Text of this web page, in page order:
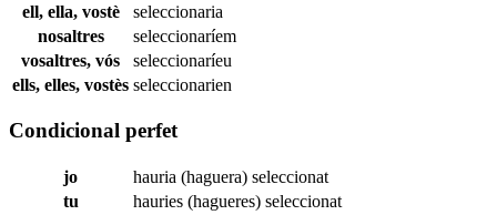
ell, ella, vostè
seleccionaria
nosaltres
seleccionaríem
vosaltres, vós
seleccionaríeu
ells, elles, vostès seleccionarien
Condicional perfet
jo hauria (haguera) seleccionat
tu
hauries (hagueres) seleccionat